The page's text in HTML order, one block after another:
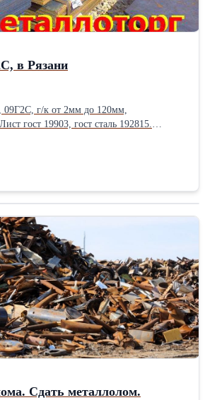
в Рязани
09Г2С, г/к от 2мм до 120мм,
гост 19903, гост сталь 192815.
весам. Постоянное наличие на
части листа, половина листа. Вес
Сталь листовая , толщина листа,
металла , раскрой 1500х6000мм. Цена
Отгрузка от 1 лист железа . Резка
резка газом. Также в наличии стальная
а3, рифленая и гладкая, полоса , квадрат ,
трубы , балка, двутавр, оцинковка,
по электронным весам.
Есть склады в 38 городах России.
, в розницу, от 1 штуки. Работаем
лицами. Возможна доставка
ГОСТ: ГОСТ 19281-89 Марка металла: Ст
Горячекатаный Материал: Стальной
Россия
Сдать металлолом.